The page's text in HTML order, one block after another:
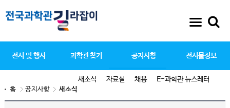
전시 및 행사 과학관 찾기 공지사항
새소식 자료실 채용 E-과학관 뉴스레터
전시물정보
홈 공지사항 새소식